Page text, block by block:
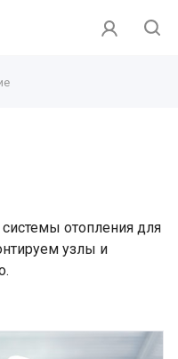
отопления для
узлы и